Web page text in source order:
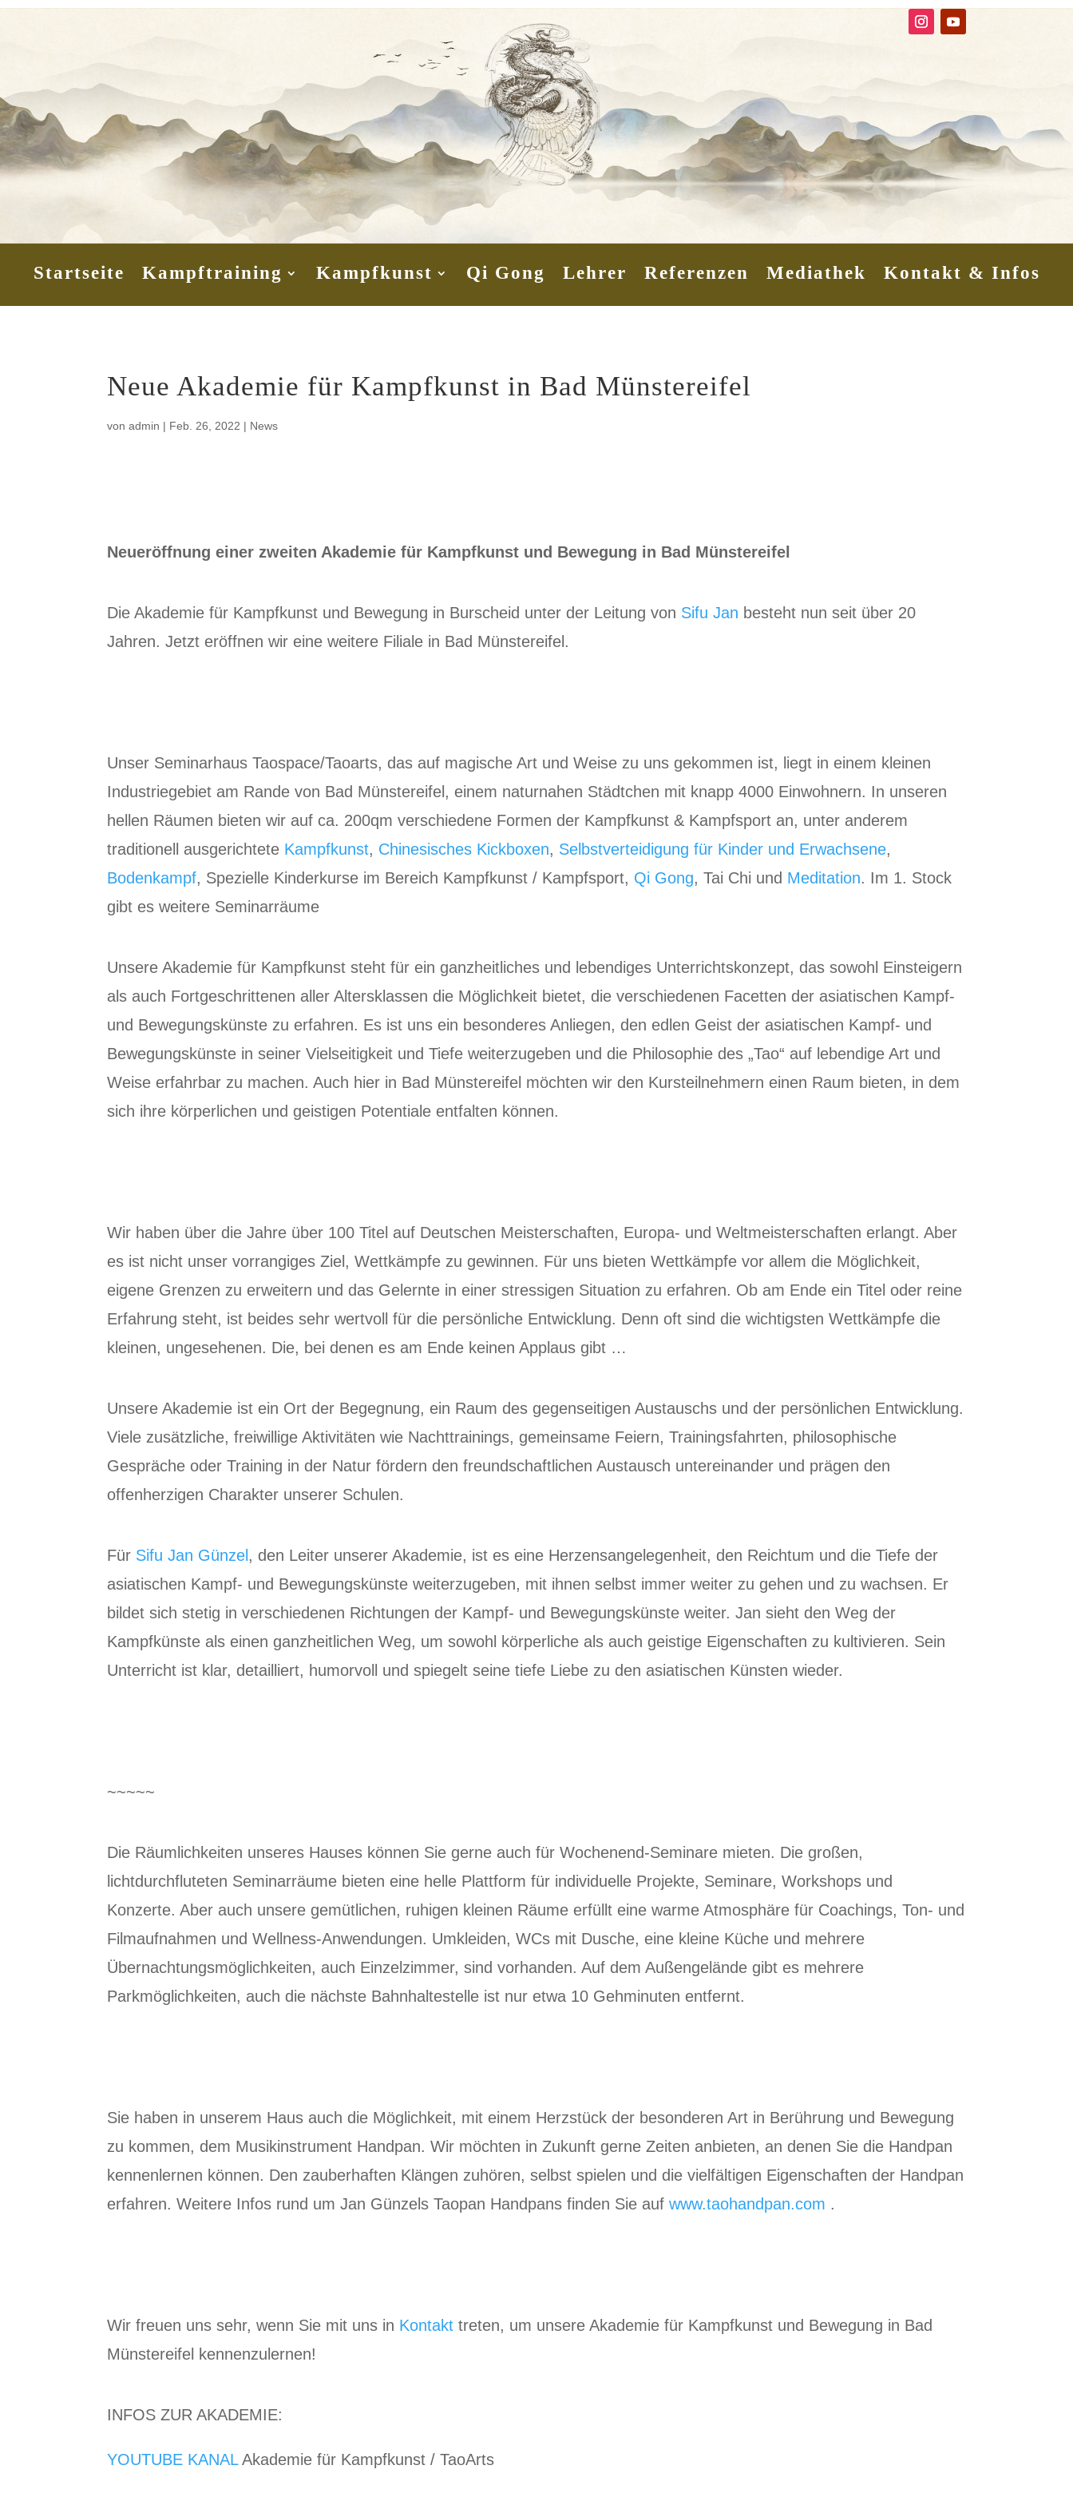
Startseite Kampftraining Kampfkunst Qi Gong Lehrer Referenzen Mediathek Kontakt & Infos
Neue Akademie für Kampfkunst in Bad Münstereifel
vonadmin | Feb. 26, 2022 | News
Neueröffnung einer zweiten Akademie für Kampfkunst und Bewegung in Bad Münstereifel
Die Akademie für Kampfkunst und Bewegung in Burscheid unter der Leitung von Sifu Jan besteht nun seit über 20
Jahren. Jetzt eröffnen wir eine weitere Filiale in Bad Münstereifel.
Unser Seminarhaus Taospace/Taoarts, das auf magische Art und Weise zu uns gekommen ist, liegt in einem kleinen
Industriegebiet am Rande von Bad Münstereifel, einem naturnahen Städtchen mit knapp 4000 Einwohnern. In unseren
hellen Räumen bieten wir auf ca. 200qm verschiedene Formen der Kampfkunst & Kampfsport an, unter anderem
traditionell ausgerichtete Kampfkunst, Chinesisches Kickboxen, Selbstverteidigung für Kinder und Erwachsene,
Bodenkampf, Spezielle Kinderkurse im Bereich Kampfkunst / Kampfsport, Qi Gong, Tai Chi und Meditation. Im 1. Stock
gibt es weitere Seminarräume
Unsere Akademie für Kampfkunst steht für ein ganzheitliches und lebendiges Unterrichtskonzept, das sowohl Einsteigern
als auch Fortgeschrittenen aller Altersklassen die Möglichkeit bietet, die verschiedenen Facetten der asiatischen Kampf-
und Bewegungskünste zu erfahren. Es ist uns ein besonderes Anliegen, den edlen Geist der asiatischen Kampf- und
Bewegungskünste in seiner Vielseitigkeit und Tiefe weiterzugeben und die Philosophie des „Tao“ auf lebendige Art und
Weise erfahrbar zu machen. Auch hier in Bad Münstereifel möchten wir den Kursteilnehmern einen Raum bieten, in dem
sich ihre körperlichen und geistigen Potentiale entfalten können.
Wir haben über die Jahre über 100 Titel auf Deutschen Meisterschaften, Europa- und Weltmeisterschaften erlangt. Aber
es ist nicht unser vorrangiges Ziel, Wettkämpfe zu gewinnen. Für uns bieten Wettkämpfe vor allem die Möglichkeit,
eigene Grenzen zu erweitern und das Gelernte in einer stressigen Situation zu erfahren. Ob am Ende ein Titel oder reine
Erfahrung steht, ist beides sehr wertvoll für die persönliche Entwicklung. Denn oft sind die wichtigsten Wettkämpfe die
kleinen, ungesehenen. Die, bei denen es am Ende keinen Applaus gibt …
Unsere Akademie ist ein Ort der Begegnung, ein Raum des gegenseitigen Austauschs und der persönlichen Entwicklung.
Viele zusätzliche, freiwillige Aktivitäten wie Nachttrainings, gemeinsame Feiern, Trainingsfahrten, philosophische
Gespräche oder Training in der Natur fördern den freundschaftlichen Austausch untereinander und prägen den
offenherzigen Charakter unserer Schulen.
Für Sifu Jan Günzel , den Leiter unserer Akademie, ist es eine Herzensangelegenheit, den Reichtum und die Tiefe der
asiatischen Kampf- und Bewegungskünste weiterzugeben, mit ihnen selbst immer weiter zu gehen und zu wachsen. Er
bildet sich stetig in verschiedenen Richtungen der Kampf- und Bewegungskünste weiter. Jan sieht den Weg der
Kampfkünste als einen ganzheitlichen Weg, um sowohl körperliche als auch geistige Eigenschaften zu kultivieren. Sein
Unterricht ist klar, detailliert, humorvoll und spiegelt seine tiefe Liebe zu den asiatischen Künsten wieder.
~~~~~
Die Räumlichkeiten unseres Hauses können Sie gerne auch für Wochenend-Seminare mieten. Die großen,
lichtdurchfluteten Seminarräume bieten eine helle Plattform für individuelle Projekte, Seminare, Workshops und
Konzerte. Aber auch unsere gemütlichen, ruhigen kleinen Räume erfüllt eine warme Atmosphäre für Coachings, Ton- und
Filmaufnahmen und Wellness-Anwendungen. Umkleiden, WCs mit Dusche, eine kleine Küche und mehrere
Übernachtungsmöglichkeiten, auch Einzelzimmer, sind vorhanden. Auf dem Außengelände gibt es mehrere
Parkmöglichkeiten, auch die nächste Bahnhaltestelle ist nur etwa 10 Gehminuten entfernt.
Sie haben in unserem Haus auch die Möglichkeit, mit einem Herzstück der besonderen Art in Berührung und Bewegung
zu kommen, dem Musikinstrument Handpan. Wir möchten in Zukunft gerne Zeiten anbieten, an denen Sie die Handpan
kennenlernen können. Den zauberhaften Klängen zuhören, selbst spielen und die vielfältigen Eigenschaften der Handpan
erfahren. Weitere Infos rund um Jan Günzels Taopan Handpans finden Sie aufwww.taohandpan.com .
Wir freuen uns sehr, wenn Sie mit uns in Kontakttreten, um unsere Akademie für Kampfkunst und Bewegung in Bad
Münstereifel kennenzulernen!
INFOS ZUR AKADEMIE:
YOUTUBE KANALAkademie für Kampfkunst / TaoArts